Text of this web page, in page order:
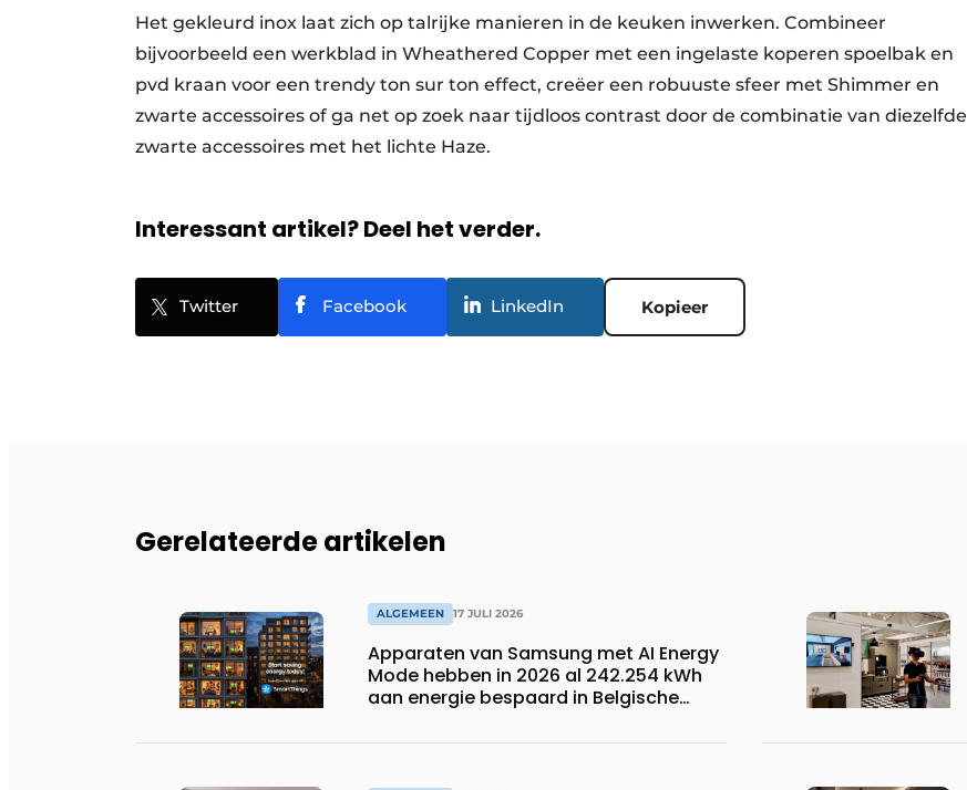
Het gekleurd inox laat zich op talrijke manieren in de keuken inwerken. Combineer
bijvoorbeeld een werkblad in Wheathered Copper met een ingelaste koperen spoelbak en
pvd kraan voor een trendy ton sur ton effect, creëer een robuuste sfeer met Shimmer en
zwarte accessoires of ga net op zoek naar tijdloos contrast door de combinatie van diezelfde
zwarte accessoires met het lichte Haze.
Interessant artikel? Deel het verder.
Twitter Facebook LinkedIn Kopieer
Gerelateerde artikelen
ALGEMEEN 17 JULI 2026
Apparaten van Samsung met AI Energy
Mode hebben in 2026 al 242.254 kWh
aan energie bespaard in Belgische